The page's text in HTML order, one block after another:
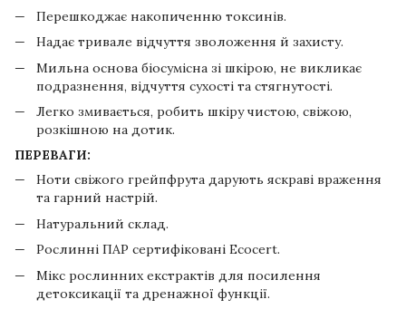
Перешкоджає накопиченню токсинів.
Надає тривале відчуття зволоження й захисту.
Мильна основа біосумісна зі шкірою, не викликає
подразнення, відчуття сухості та стягнутості.
Легко змивається, робить шкіру чистою, свіжою,
розкішною на дотик.
ПЕРЕВАГИ:
Ноти свіжого грейпфрута дарують яскраві враження
та гарний настрій.
Натуральний склад.
Рослинні ПАР сертифіковані Есосеrt.
Мікс рослинних екстрактів для посилення
детоксикації та дренажної функції.